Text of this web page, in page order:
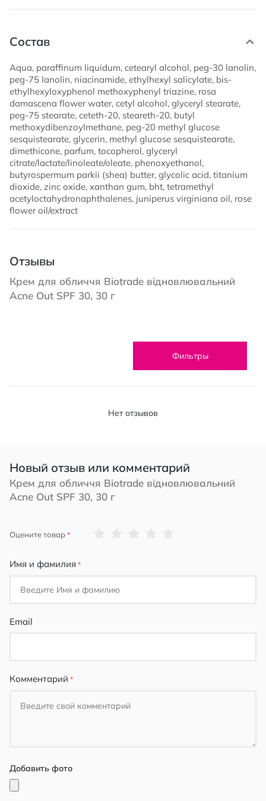
Состав
Aqua, paraffinum liquidum, cetearyl alcohol, peg-30 lanolin,
peg-75 lanolin, niacinamide, ethylhexyl salicylate, bis-
ethylhexyloxyphenol methoxyphenyl triazine, rosa
damascena flower water, cetyl alcohol, glyceryl stearate,
peg-75 stearate, ceteth-20, steareth-20, butyl
methoxydibenzoylmethane, peg-20 methyl glucose
sesquistearate, glycerin, methyl glucose sesquistearate,
dimethicone, parfum, tocopherol, glyceryl
citrate/lactate/linoleate/oleate, phenoxyethanol,
butyrospermum parkii (shea) butter, glycolic acid, titanium
dioxide, zinc oxide, xanthan gum, bht, tetramethyl
acetyloctahydronaphthalenes, juniperus virginiana oil, rose
flower oil/extract
Отзывы
Крем для обличчя Biotrade відновлювальний
Acne Out SPF 30, 30 г
Фильтры
Нет отзывов
Новый отзыв или комментарий
Крем для обличчя Biotrade відновлювальний
Acne Out SPF 30, 30 г
Оцените товар
Имя и фамилия
Email
Комментарий
Добавить фото